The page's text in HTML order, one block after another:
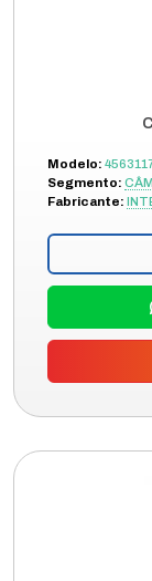
Modelo:
Segmento:
Fabricante: